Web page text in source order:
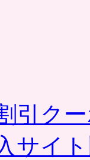
引ク
サイ